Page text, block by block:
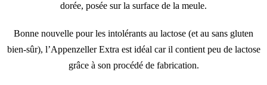
dorée, posée sur la surface de la meule.
Bonne nouvelle pour les intolérants au lactose (et au sans gluten
bien-sûr), l’Appenzeller Extra est idéal car il contient peu de lactose
grâce à son procédé de fabrication.